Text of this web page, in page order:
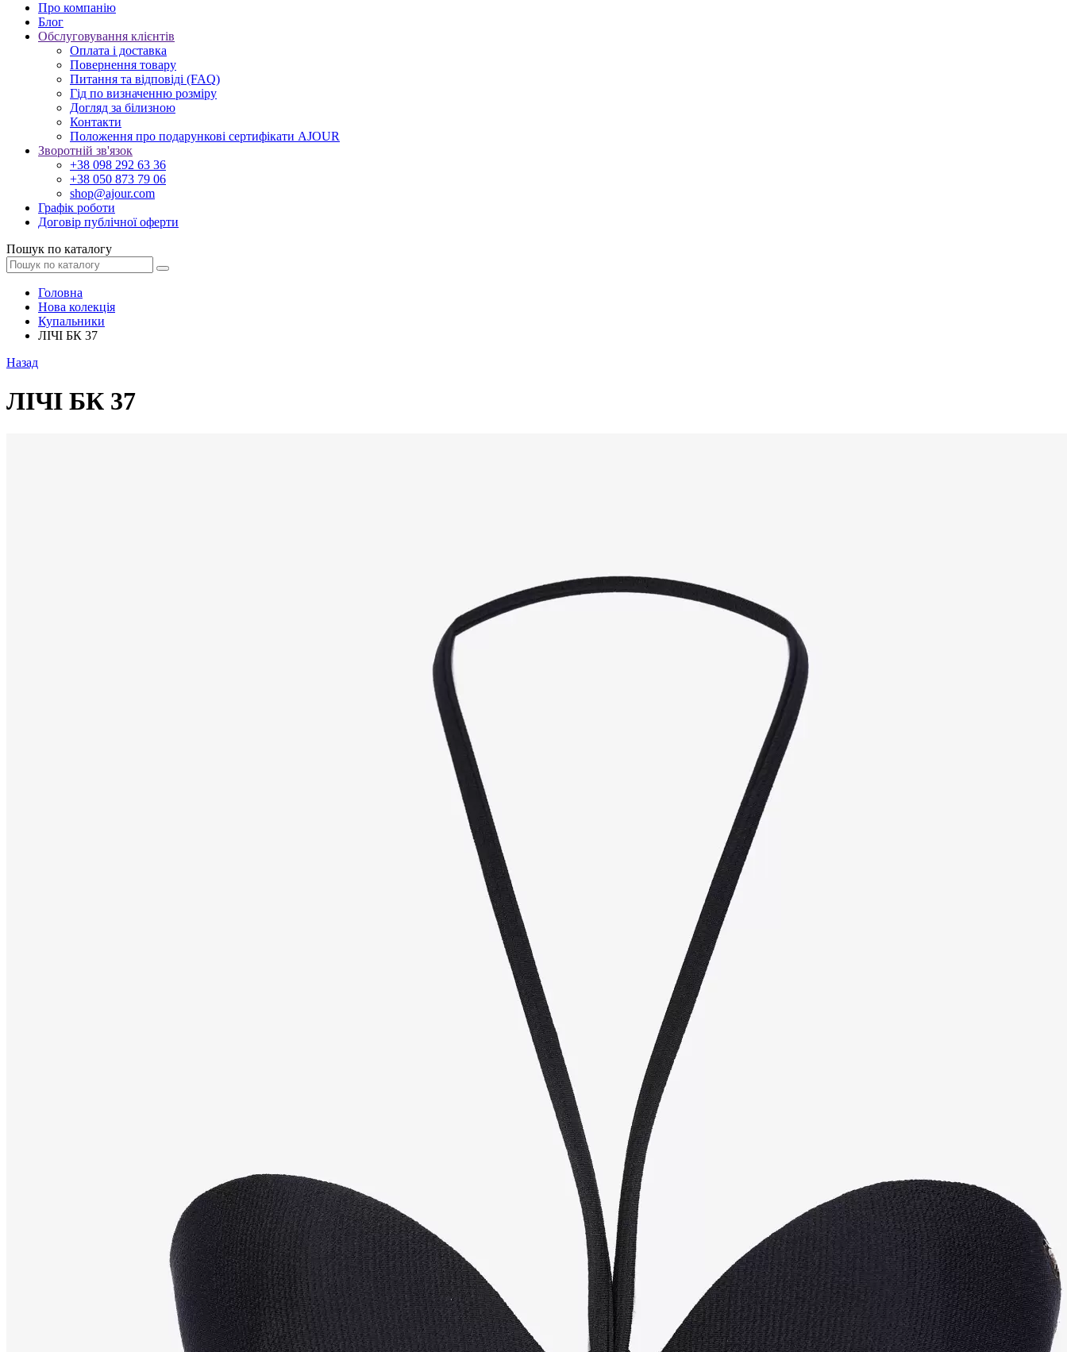
Про компанію
Блог
Обслуговування клієнтів
Оплата і доставка
Повернення товару
Питання та відповіді (FAQ)
Гід по визначенню розміру
Догляд за білизною
Контакти
Положення про подарункові сертифікати AJOUR
Зворотній зв'язок
+38 098 292 63 36
+38 050 873 79 06
shop@ajour.com
Графік роботи
Договір публічної оферти
Пошук по каталогу
Головна
Нова колекція
Купальники
ЛІЧІ БК 37
Назад
ЛІЧІ БК 37